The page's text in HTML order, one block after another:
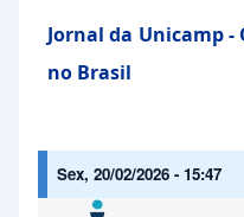
Jornal da Unicamp
no Brasil
Sex, 20/02/2026 - 15:47